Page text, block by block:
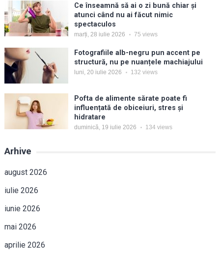
Ce înseamnă să ai o zi bună chiar și
atunci când nu ai făcut nimic
spectaculos
marți, 28 iulie 2026 75 views
Fotografiile alb-negru pun accent pe
structură, nu pe nuanțele machiajului
luni, 20 iulie 2026 132 views
Pofta de alimente sărate poate fi
influențată de obiceiuri, stres și
hidratare
duminică, 19 iulie 2026 134 views
Arhive
august 2026
iulie 2026
iunie 2026
mai 2026
aprilie 2026